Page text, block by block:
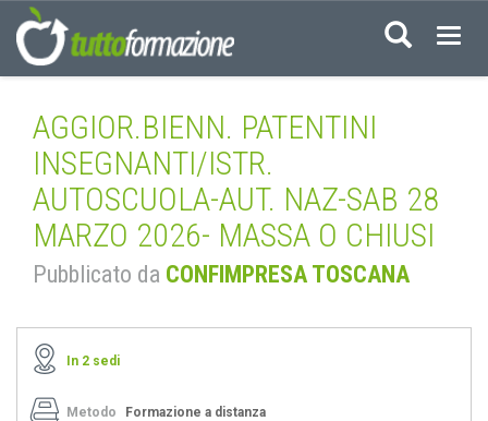
AGGIOR.BIENN. PATENTINI
INSEGNANTI/ISTR.
AUTOSCUOLA-AUT. NAZ-SAB 28
MARZO 2026- MASSA O CHIUSI
Pubblicato da CONFIMPRESA TOSCANA
In 2 sedi
Metodo Formazione a distanza